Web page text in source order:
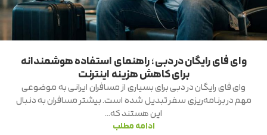
وای فای رایگان در دبی؛ راهنمای استفاده هوشمندانه
برای کاهش هزینه اینترنت
وای فای رایگان در دبی برای بسیاری از مسافران ایرانی به موضوعی
مهم در برنامه‌ریزی سفر تبدیل شده است. بیشتر مسافران به دنبال
این هستند که...
ادامه مطلب